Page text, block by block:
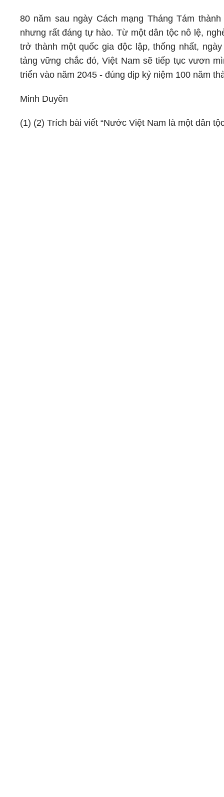
80 năm sau ngày Cách mạng Tháng Tám
nhưng rất đáng tự hào. Từ một dân tộc nô lệ,
trở thành một quốc gia độc lập, thống nhất,
tảng vững chắc đó, Việt Nam sẽ tiếp tục vươn
triển vào năm 2045 - đúng dịp kỷ niệm 100 năm
Minh Duyên
(1) (2) Trích bài viết “Nước Việt Nam là một dân